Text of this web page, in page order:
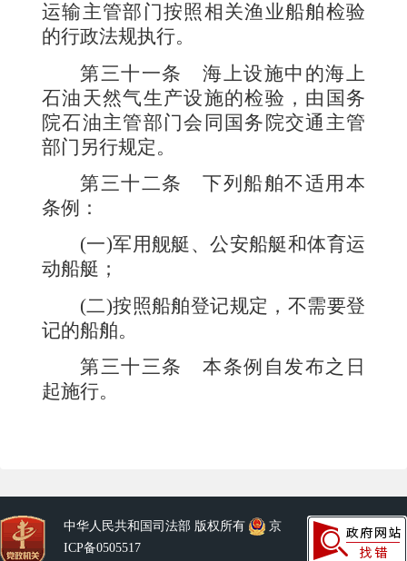
运输主管部门按照相关渔业船舶检验
的行政法规执行。
第三十一条海上设施中的海上
石油天然气生产设施的检验，由国务
院石油主管部门会同国务院交通主管
部门另行规定。
第三十二条下列船舶不适用本
条例：
(一)军用舰艇、公安船艇和体育运
动船艇；
(二)按照船舶登记规定，不需要登
记的船舶。
第三十三条本条例自发布之日
起施行。
中华人民共和国司法部 版权所有
京
ICP备0505517